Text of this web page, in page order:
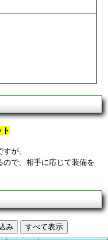
ト
が、
で、相手に応じて装備を